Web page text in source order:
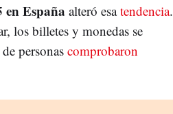
en España alteró esatendencia.
los billetes y monedas se
personas comprobaron